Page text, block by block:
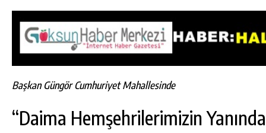
Başkan Güngör Cumhuriyet Mahallesinde
“Daima Hemşehrilerimizin